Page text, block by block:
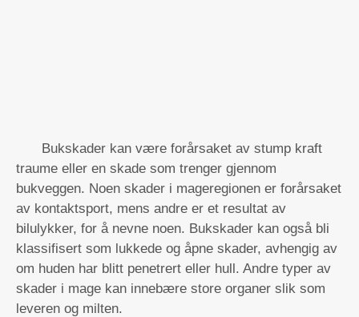
Bukskader kan være forårsaket av stump kraft
traume eller en skade som trenger gjennom
bukveggen. Noen skader i mageregionen er forårsaket
av kontaktsport, mens andre er et resultat av
bilulykker, for å nevne noen. Bukskader kan også bli
klassifisert som lukkede og åpne skader, avhengig av
om huden har blitt penetrert eller hull. Andre typer av
skader i mage kan innebære store organer slik som
leveren og milten.